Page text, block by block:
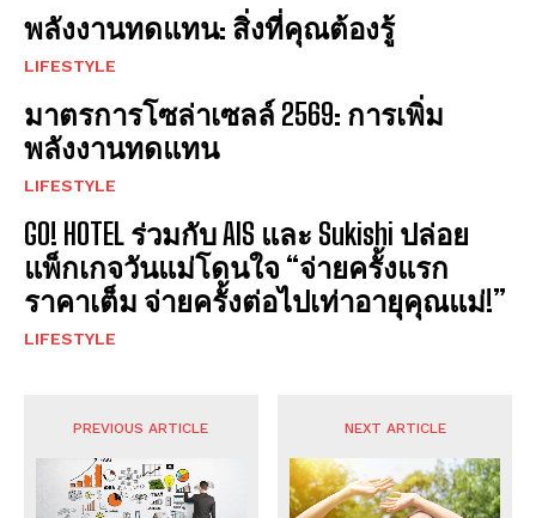
พลังงานทดแทน: สิ่งที่คุณต้องรู้
LIFESTYLE
มาตรการโซล่าเซลล์ 2569: การเพิ่ม
พลังงานทดแทน
LIFESTYLE
GO! HOTEL ร่วมกับ AIS และ Sukishi ปล่อย
แพ็กเกจวันแม่โดนใจ “จ่ายครั้งแรก
ราคาเต็ม จ่ายครั้งต่อไปเท่าอายุคุณแม่!”
LIFESTYLE
PREVIOUS ARTICLE NEXT ARTICLE